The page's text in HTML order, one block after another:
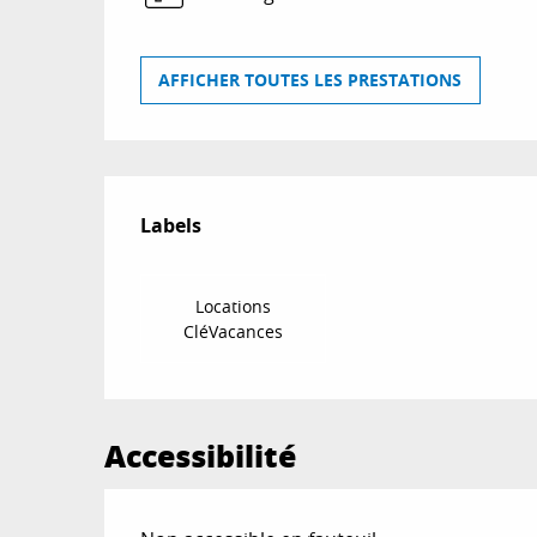
AFFICHER TOUTES LES PRESTATIONS
Offres de
Labels
Labels
Locations
CléVacances
Accessibilité